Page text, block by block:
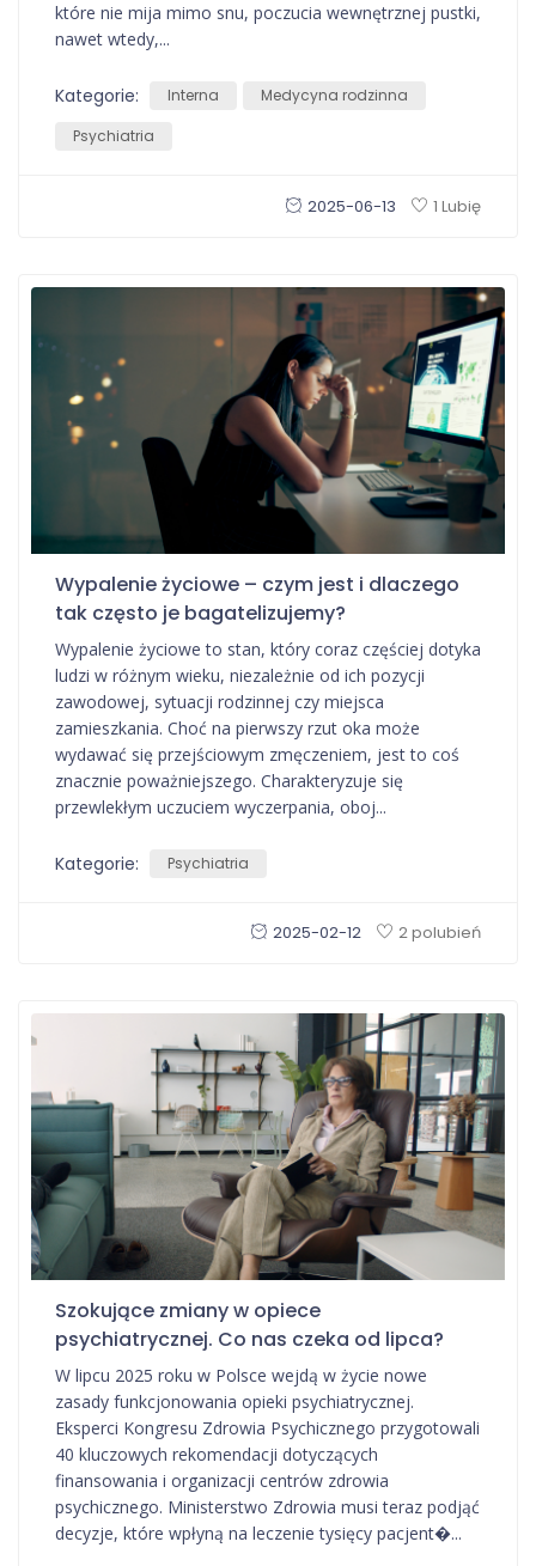
które nie mija mimo snu, poczucia wewnętrznej pustki,
nawet wtedy,...
Kategorie: Interna
Medycyna rodzinna
Psychiatria
2025-06-13 1 Lubię
Wypalenie życiowe – czym jest i dlaczego
tak często je bagatelizujemy?
Wypalenie życiowe to stan, który coraz częściej dotyka
ludzi w różnym wieku, niezależnie od ich pozycji
zawodowej, sytuacji rodzinnej czy miejsca
zamieszkania. Choć na pierwszy rzut oka może
wydawać się przejściowym zmęczeniem, jest to coś
znacznie poważniejszego. Charakteryzuje się
przewlekłym uczuciem wyczerpania, oboj...
Kategorie: Psychiatria
2025-02-12 2 polubień
Szokujące zmiany w opiece
psychiatrycznej. Co nas czeka od lipca?
W lipcu 2025 roku w Polsce wejdą w życie nowe
zasady funkcjonowania opieki psychiatrycznej.
Eksperci Kongresu Zdrowia Psychicznego przygotowali
40 kluczowych rekomendacji dotyczących
finansowania i organizacji centrów zdrowia
psychicznego. Ministerstwo Zdrowia musi teraz podjąć
decyzje, które wpłyną na leczenie tysięcy pacjent�...